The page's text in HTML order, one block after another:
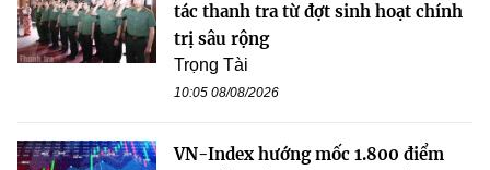
tác thanh tra từ đợt sinh hoạt chính
trị sâu rộng
Trọng Tài
10:05 08/08/2026
VN-Index hướng mốc 1.800 điểm